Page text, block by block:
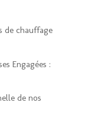
de chauffage
Engagées :
de nos